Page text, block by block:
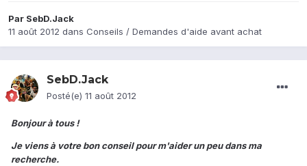
Par SebD.Jack
11 août 2012 dans Conseils / Demandes d'aide avant achat
SebD.Jack
Posté(e) 11 août 2012
Bonjour à tous !
Je viens à votre bon conseil pour m'aider un peu dans ma
recherche.